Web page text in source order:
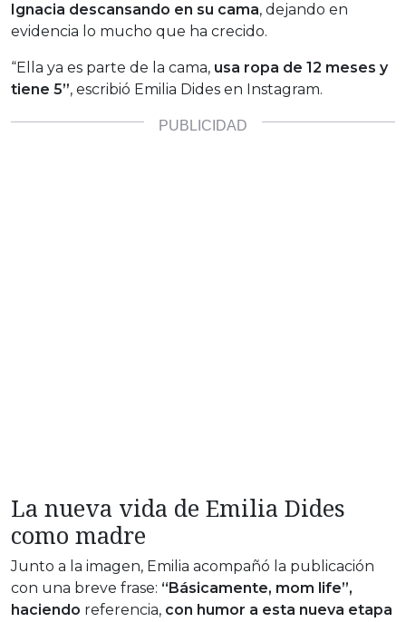
Ignacia descansando en su cama, dejando en
evidencia lo mucho que ha crecido.
“Ella ya es parte de la cama, usa ropa de 12 meses y
tiene 5”, escribió Emilia Dides en Instagram.
La nueva vida de Emilia Dides
como madre
Junto a la imagen, Emilia acompañó la publicación
con una breve frase: “Básicamente, mom life”,
haciendo referencia, con humor a esta nueva etapa